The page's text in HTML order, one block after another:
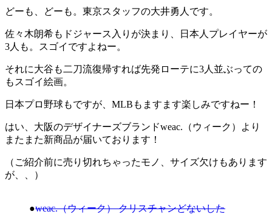
どーも、どーも。東京スタッフの大井勇人です。
佐々木朗希もドジャース入りが決まり、日本人プレイヤーが
3人も。スゴイですよねー。
それに大谷も二刀流復帰すれば先発ローテに3人並ぶっての
もスゴイ絵画。
日本プロ野球もですが、MLBもますます楽しみですねー！
はい、大阪のデザイナーズブランドweac.（ウィーク）より
またまた新商品が届いております！
（ご紹介前に売り切れちゃったモノ、サイズ欠けもあります
が、、）
●weac.（ウィーク） クリスチャンどないした